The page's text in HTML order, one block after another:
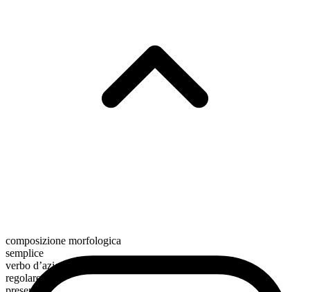
composizione morfologica
semplice
verbo d’azione
regolare